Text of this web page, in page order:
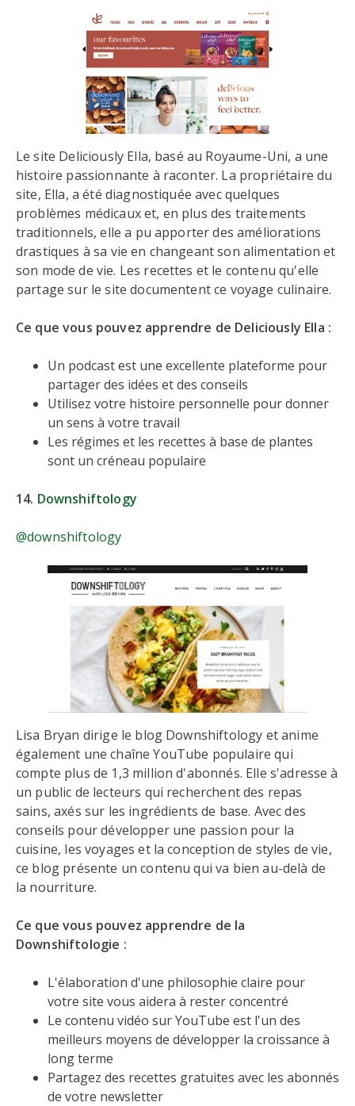
Le site Deliciously Ella, basé au Royaume-Uni, a une
histoire passionnante à raconter. La propriétaire du
site, Ella, a été diagnostiquée avec quelques
problèmes médicaux et, en plus des traitements
traditionnels, elle a pu apporter des améliorations
drastiques à sa vie en changeant son alimentation et
son mode de vie. Les recettes et le contenu qu'elle
partage sur le site documentent ce voyage culinaire.
Ce que vous pouvez apprendre de Deliciously Ella :
Un podcast est une excellente plateforme pour
partager des idées et des conseils
Utilisez votre histoire personnelle pour donner
un sens à votre travail
Les régimes et les recettes à base de plantes
sont un créneau populaire
14. Downshiftology
@downshiftology
Lisa Bryan dirige le blog Downshiftology et anime
également une chaîne YouTube populaire qui
compte plus de 1,3 million d'abonnés. Elle s'adresse à
un public de lecteurs qui recherchent des repas
sains, axés sur les ingrédients de base. Avec des
conseils pour développer une passion pour la
cuisine, les voyages et la conception de styles de vie,
ce blog présente un contenu qui va bien au-delà de
la nourriture.
Ce que vous pouvez apprendre de la
Downshiftologie :
L'élaboration d'une philosophie claire pour
votre site vous aidera à rester concentré
Le contenu vidéo sur YouTube est l'un des
meilleurs moyens de développer la croissance à
long terme
Partagez des recettes gratuites avec les abonnés
de votre newsletter